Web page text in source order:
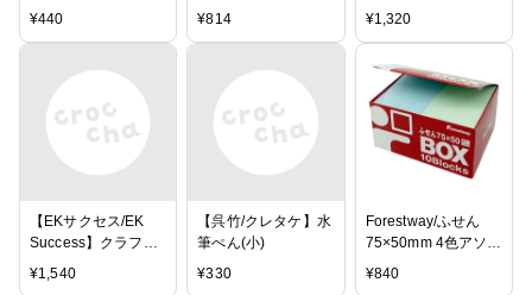
貼ってはがせる仮止
¥440
イバル・スタンプイ
¥814
SMALL PRECISION
SCISSOR
¥1,320
【EKサクセス/EK
Success】クラフト
DUTY PUNCH
¥1,540
【呉竹/クレタケ】水
筆ぺん(小)
¥330
Forestway/ふせん
75×50mm 4色アソー
¥840